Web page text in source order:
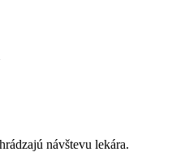
návštevu lekára.